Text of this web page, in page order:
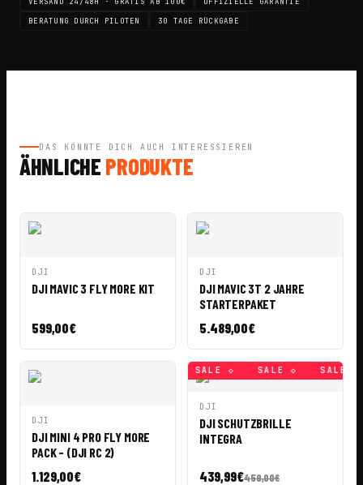
BERATUNG DURCH PILOTEN
30 TAGE RÜCKGABE
DAS KÖNNTE DICH AUCH INTERESSIEREN
ÄHNLICHE PRODUKTE
SCHNELLANSICHT
DJI
DJI MAVIC 3 FLY MORE KIT
599,00€
SCHNELLANSICHT
DJI
DJI MAVIC 3T 2 JAHRE
STARTERPAKET
5.489,00€
SCHNELLANSICHT
DJI
DJI MINI 4 PRO FLY MORE
PACK - (DJI RC 2)
1.129,00€
SALE ◇ SALE ◇ SALE ◇ SALE ◇
SCHNELLANSICHT
DJI
DJI SCHUTZBRILLE
INTEGRA
439,99€459,00€